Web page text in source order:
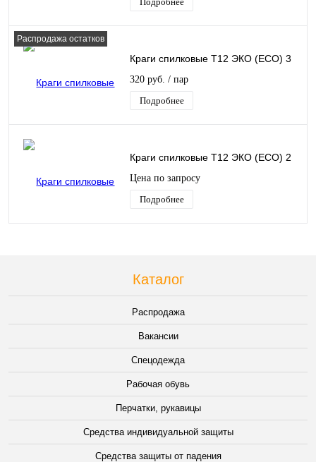
Распродажа остатков
Краги спилковые Т12 ЭКО (ECO) 3
320 руб. / пар
Подробнее
Краги спилковые Т12 ЭКО (ECO) 2
Цена по запросу
Подробнее
Каталог
Распродажа
Вакансии
Спецодежда
Рабочая обувь
Перчатки, рукавицы
Средства индивидуальной защиты
Средства защиты от падения